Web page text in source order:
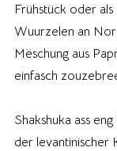
Frühstück oder als
Wuurzelen an
Mëschung aus
einfasch
Shakshuka ass
der levantinischer